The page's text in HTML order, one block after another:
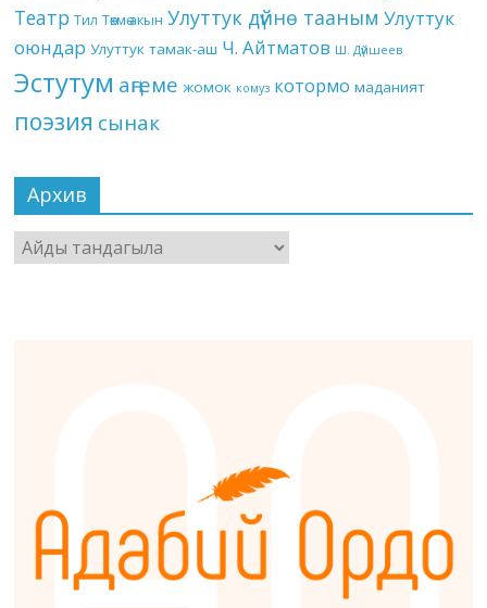
Театр Тил Төкмө акын Улуттук дүйнө тааным Улуттук
оюндар Улуттук тамак-аш Ч. Айтматов Ш. Дүйшеев
Эстутум аңгеме жомок комуз котормо маданият
поэзия сынак
Архив
Архив